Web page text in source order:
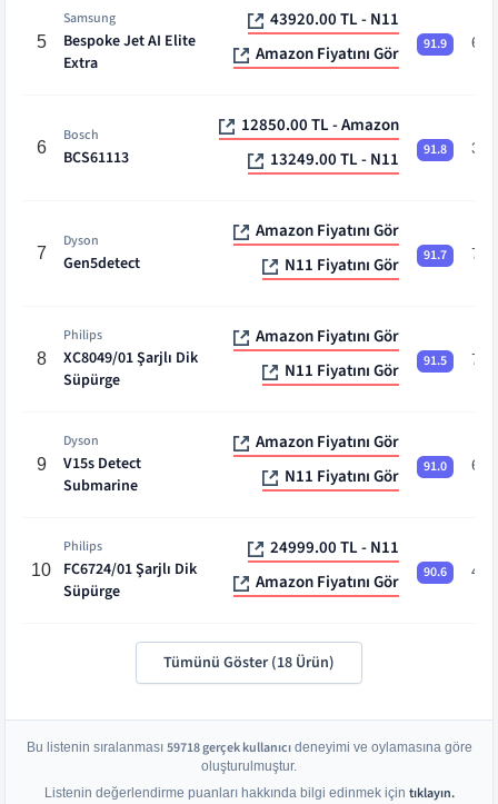
5
Samsung
Bespoke Jet AI Elite
Extra
43920.00 TL - N11
Amazon Fiyatını Gör
91.9 60
6
Bosch
BCS61113
12850.00 TL - Amazon
13249.00 TL - N11
91.8 30
7
Dyson
Gen5detect
Amazon Fiyatını Gör
N11 Fiyatını Gör
91.7 70
8
Philips
XC8049/01 Şarjlı Dik
Süpürge
Amazon Fiyatını Gör
N11 Fiyatını Gör
91.5 70
9
Dyson
V15s Detect
Submarine
Amazon Fiyatını Gör
N11 Fiyatını Gör
91.0 60
10
Philips
FC6724/01 Şarjlı Dik
Süpürge
24999.00 TL - N11
Amazon Fiyatını Gör
90.6 40
Tümünü Göster (18 Ürün)
Bu listenin sıralanması 59718gerçek kullanıcıdeneyimi ve oylamasına göre
oluşturulmuştur.
Listenin değerlendirme puanları hakkında bilgi edinmek için tıklayın.